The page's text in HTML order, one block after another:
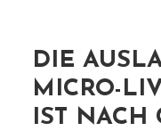
DIE
MICRO-
IST NACH